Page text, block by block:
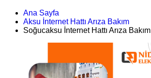
Ana Sayfa
Aksu İnternet Hattı Arıza Bakım
Soğucaksu İnternet Hattı Arıza Bakım